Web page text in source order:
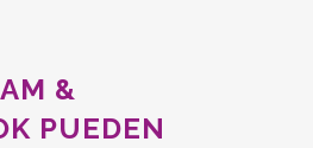
&
PUEDEN